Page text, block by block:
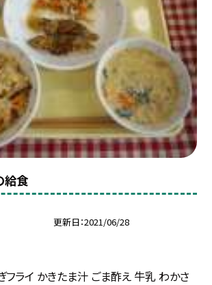
給食
更新日 2021/06/28
フライ かきたま汁 ごま酢え 牛乳 わかさ